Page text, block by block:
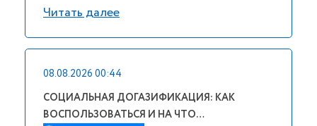
Читать далее
08.08.2026 00:44
СОЦИАЛЬНАЯ ДОГАЗИФИКАЦИЯ: КАК
ВОСПОЛЬЗОВАТЬСЯ И НА ЧТО…